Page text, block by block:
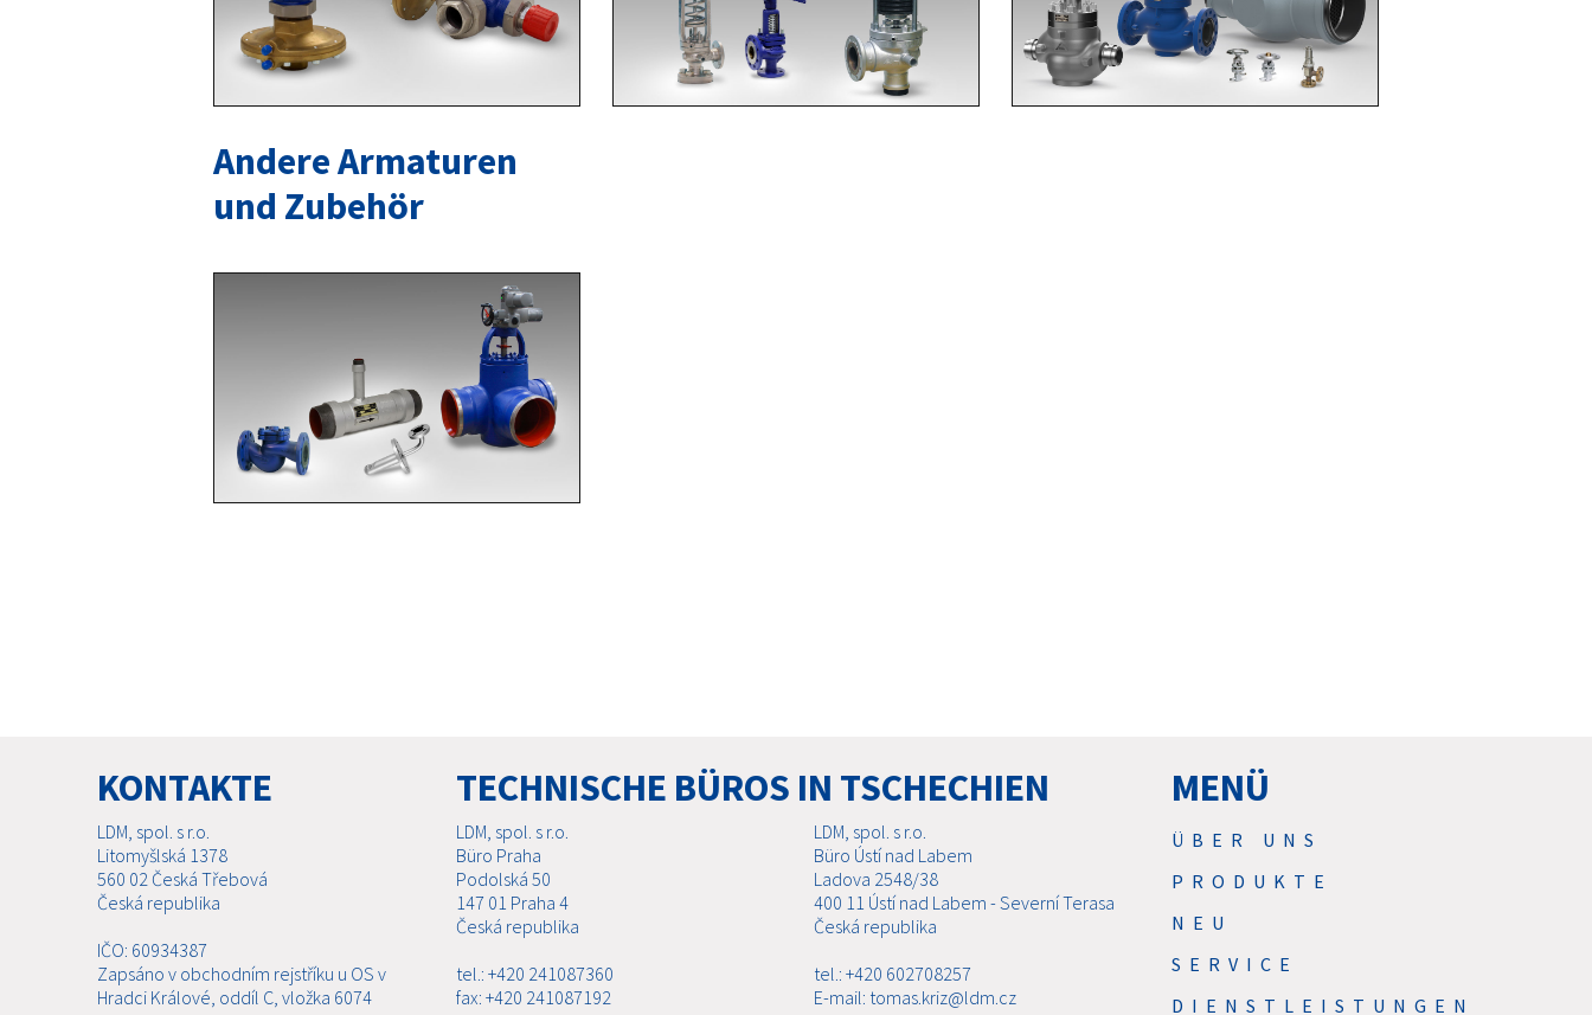
Andere Armaturen
und Zubehör
KONTAKTE
LDM, spol. s r.o.
Litomyšlská 1378
560 02 Česká Třebová
Česká republika
IČO: 60934387
Zapsáno v obchodním rejstříku u OS v
Hradci Králové, oddíl C, vložka 6074
TECHNISCHE BÜROS IN TSCHECHIEN
LDM, spol. s r.o.
Büro Praha
Podolská 50
147 01 Praha 4
Česká republika
tel.: +420 241087360
fax: +420 241087192
LDM, spol. s r.o.
Büro Ústí nad Labem
Ladova 2548/38
400 11 Ústí nad Labem - Severní Terasa
Česká republika
tel.: +420 602708257
E-mail: tomas.kriz@ldm.cz
MENÜ
ÜBER UNS
PRODUKTE
NEU
SERVICE
DIENSTLEISTUNGEN